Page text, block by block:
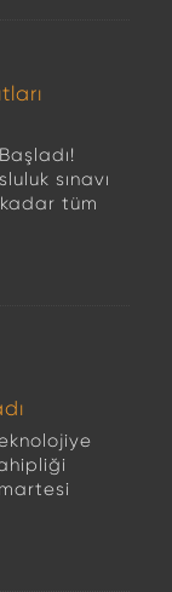
sınavı
kadar tüm